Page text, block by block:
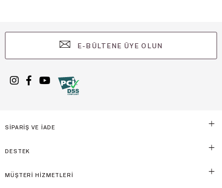
E-BÜLTENE ÜYE OLUN
SİPARİŞ VE İADE
DESTEK
MÜŞTERİ HİZMETLERİ